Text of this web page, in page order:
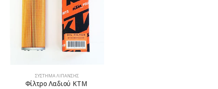
ΣΎΣΤΗΜΑ ΛΊΠΑΝΣΗΣ
Φίλτρο Λαδιού KTM